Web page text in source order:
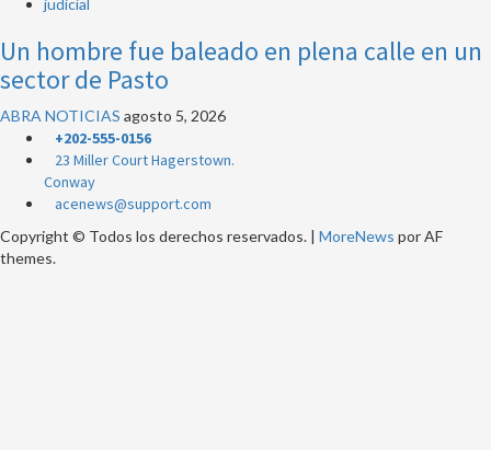
judicial
Un hombre fue baleado en plena calle en un
sector de Pasto
ABRA NOTICIAS agosto 5, 2026
+202-555-0156
23 Miller Court Hagerstown.
Conway
acenews@support.com
Copyright © Todos los derechos reservados. | MoreNews por AF
themes.